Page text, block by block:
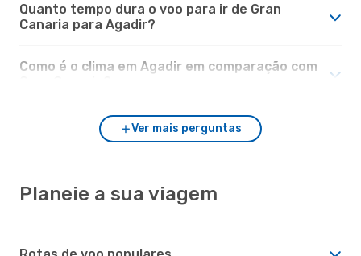
Quanto tempo dura o voo para ir de Gran
Canaria para Agadir?
Como é o clima em Agadir em comparação com
Ver mais perguntas
Planeie a sua viagem